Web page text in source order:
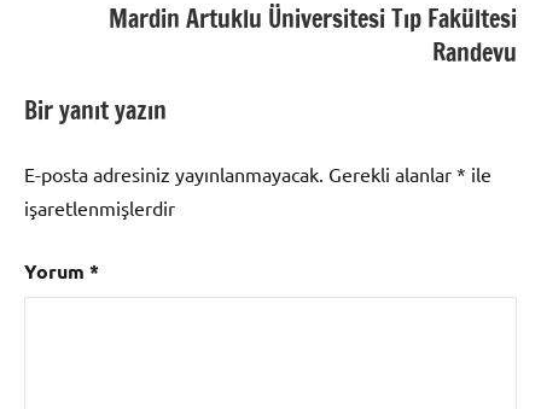
esogü
Osmangazi
randevu
Mardin Artuklu Üniversitesi Tıp Fakültesi
Randevu
Bir yanıt yazın
E-posta adresiniz yayınlanmayacak. Gerekli alanlar * ile
işaretlenmişlerdir
Yorum *